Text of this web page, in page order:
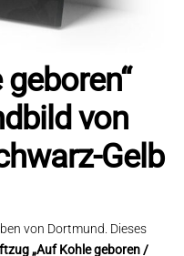
von
Gelb
von Dortmund. Dieses
„Auf Kohle geboren /